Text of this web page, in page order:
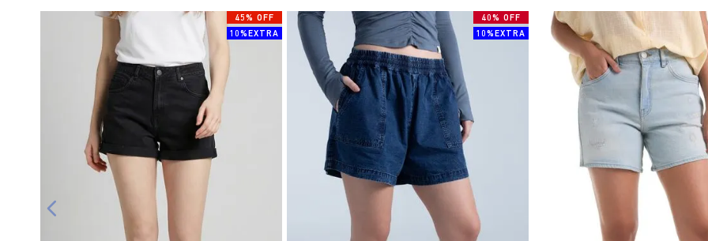
45% OFF
10%EXTRA
40% OFF
10%EXTRA